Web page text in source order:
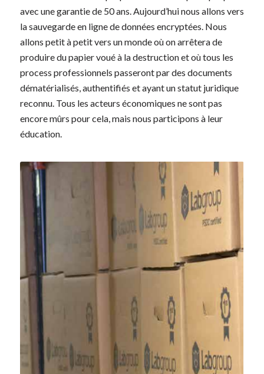
avec une garantie de 50 ans. Aujourd’hui nous allons vers
la sauvegarde en ligne de données encryptées. Nous
allons petit à petit vers un monde où on arrêtera de
produire du papier voué à la destruction et où tous les
process professionnels passeront par des documents
dématérialisés, authentifiés et ayant un statut juridique
reconnu. Tous les acteurs économiques ne sont pas
encore mûrs pour cela, mais nous participons à leur
éducation.